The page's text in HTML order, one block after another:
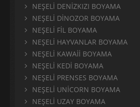
NEŞELİ DENİZKIZI BOYAMA
NEŞELİ DİNOZOR BOYAMA
NEŞELİ FİL BOYAMA
NEŞELİ HAYVANLAR BOYAMA
NEŞELİ KAWAİİ BOYAMA
NEŞELİ KEDİ BOYAMA
NEŞELİ PRENSES BOYAMA
NEŞELİ UNİCORN BOYAMA
NEŞELİ UZAY BOYAMA